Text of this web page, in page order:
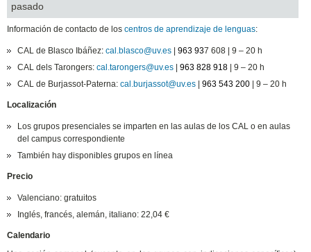
pasado
Información de contacto de loscentros de aprendizaje de lenguas:
CAL de Blasco Ibáñez:cal.blasco@uv.es |963 937 608 | 9 – 20 h
CAL dels Tarongers:cal.tarongers@uv.es |963 828 918 | 9 – 20 h
CAL de Burjassot-Paterna:cal.burjassot@uv.es |963 543 200 | 9 – 20 h
Localización
Los grupos presenciales se imparten en las aulas de los CAL o en aulas
del campus correspondiente
También hay disponibles grupos en línea
Precio
Valenciano: gratuitos
Inglés, francés, alemán, italiano: 22,04 €
Calendario